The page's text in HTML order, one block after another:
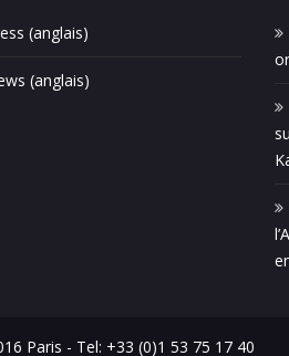
(anglais)
(anglais)
Paris - Tel: +33 (0)1 53 75 17 40